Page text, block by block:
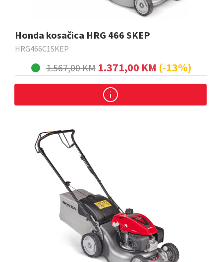
Honda kosačica HRG 466 SKEP
HRG466C1SKEP
1.567,00 KM 1.371,00 KM (-13%)